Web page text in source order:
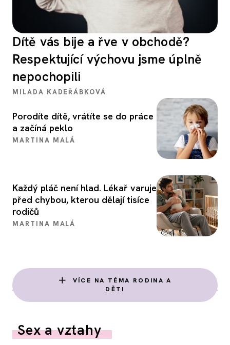
Dítě vás bije a řve v obchodě?
Respektující výchovu jsme úplně
nepochopili
MILADA KADEŘÁBKOVÁ
Porodíte dítě, vrátíte se do práce
a začíná peklo
MARTINA MALÁ
Každý pláč není hlad. Lékař varuje
před chybou, kterou dělají tisíce
rodičů
MARTINA MALÁ
VÍCE NA TÉMA RODINA A
DĚTI
Sex a vztahy